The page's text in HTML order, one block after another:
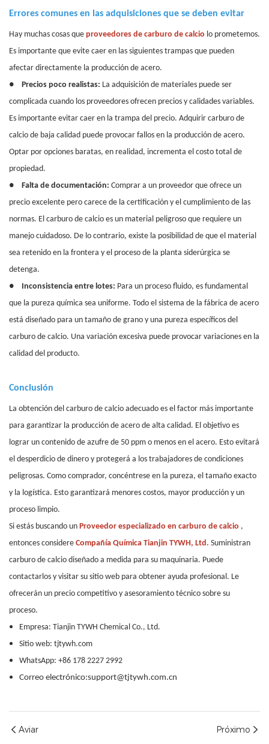
Errores comunes en las adquisiciones que se deben evitar
Hay muchas cosas que proveedores de carburo de calcio lo prometemos.
Es importante que evite caer en las siguientes trampas que pueden
afectar directamente la producción de acero.
●
Precios poco realistas: La adquisición de materiales puede ser
complicada cuando los proveedores ofrecen precios y calidades variables.
Es importante evitar caer en la trampa del precio. Adquirir carburo de
calcio de baja calidad puede provocar fallos en la producción de acero.
Optar por opciones baratas, en realidad, incrementa el costo total de
propiedad.
●
Falta de documentación: Comprar a un proveedor que ofrece un
precio excelente pero carece de la certificación y el cumplimiento de las
normas. El carburo de calcio es un material peligroso que requiere un
manejo cuidadoso. De lo contrario, existe la posibilidad de que el material
sea retenido en la frontera y el proceso de la planta siderúrgica se
detenga.
●
Inconsistencia entre lotes: Para un proceso fluido, es fundamental
que la pureza química sea uniforme. Todo el sistema de la fábrica de acero
está diseñado para un tamaño de grano y una pureza específicos del
carburo de calcio. Una variación excesiva puede provocar variaciones en la
calidad del producto.
Conclusión
La obtención del carburo de calcio adecuado es el factor más importante
para garantizar la producción de acero de alta calidad. El objetivo es
lograr un contenido de azufre de 50 ppm o menos en el acero. Esto evitará
el desperdicio de dinero y protegerá a los trabajadores de condiciones
peligrosas. Como comprador, concéntrese en la pureza, el tamaño exacto
y la logística. Esto garantizará menores costos, mayor producción y un
proceso limpio.
Si estás buscando un Proveedor especializado en carburo de calcio ,
entonces considere Compañía Química Tianjin TYWH, Ltd. Suministran
carburo de calcio diseñado a medida para su maquinaria. Puede
contactarlos y visitar su sitio web para obtener ayuda profesional. Le
ofrecerán un precio competitivo y asesoramiento técnico sobre su
proceso.
Empresa: Tianjin TYWH Chemical Co., Ltd.
Sitio web: tjtywh.com
WhatsApp: +86 178 2227 2992
Correo electrónico:support@tjtywh.com.cn
Aviar Próximo